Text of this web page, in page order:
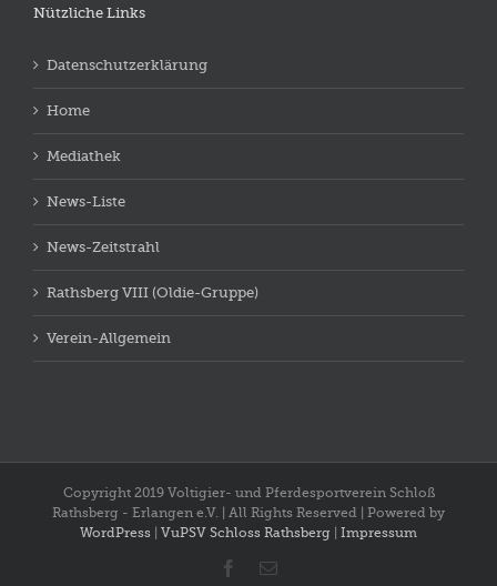
Nützliche Links
Datenschutzerklärung
Home
Mediathek
News-Liste
News-Zeitstrahl
Rathsberg VIII (Oldie-Gruppe)
Verein-Allgemein
Copyright 2019 Voltigier- und Pferdesportverein Schloß
Rathsberg - Erlangen e.V. | All Rights Reserved | Powered by
WordPress
VuPSV Schloss Rathsberg Impressum
Facebook
E-